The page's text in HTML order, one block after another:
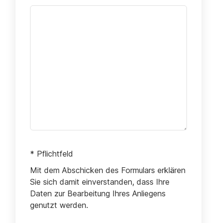
* Pflichtfeld
Mit dem Abschicken des Formulars erklären
Sie sich damit einverstanden, dass Ihre
Daten zur Bearbeitung Ihres Anliegens
genutzt werden.